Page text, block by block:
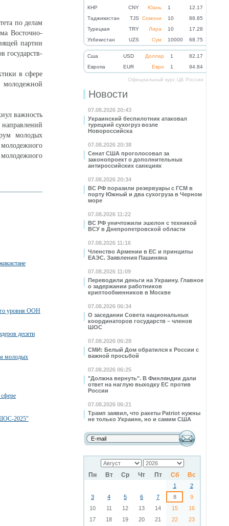
КНР
CNY Юань 1
12.17
Таджикистан
TJS Сомони 10
88.85
Турецкая
TRY Лира 10
17.28
Узбекистан
UZS Сум 10000 68.75
Cша USD Доллар 1
82.17
Eвропа
EUR Евро 1 94.84
Официальный курс ЦБ России
Новости
07.08.2026 20:43
Украинский беспилотник атаковал
турецкий сухогруз возле
Новороссийска
07.08.2026 20:38
Сенат США проголосовал за
законопроект о дополнительных
антироссийских санкциях
07.08.2026 20:34
ВС РФ поразили резервуары с ГСМ в
порту Южный и два сухогруза в Черном
море
07.08.2026 11:22
ВС РФ уничтожили эшелон с техникой
ВСУ в Днепропетровской области
07.08.2026 11:16
Членство Армении в ЕС и принципы
ЕАЭС. Заявления Пашиняна
07.08.2026 11:09
Переводили деньги на Украину. Главное
о задержании работников
криптообменников в Москве
07.08.2026 06:34
О заседании Совета национальных
координаторов государств – членов
ШОС
07.08.2026 06:28
СМИ: Белый Дом обратился к России с
важной просьбой
07.08.2026 06:25
"Должна вернуть". В Финляндии дали
ответ на наглую выходку ЕС против
России
07.08.2026 06:21
Трамп заявил, что ракеты Patriot нужны
не только Украине, но и самим США
Пн Вт Ср Чт Пт Сб Вс
1
2
3
4 5 6 7 8
9
10
11 12 13 14 15
16
17
18 19 20 21 22
23
по делам
Восточно-
партии
государств-
в сфере
важность
молодых
уровня ООН
десяти
молодых
ШОС-2025"